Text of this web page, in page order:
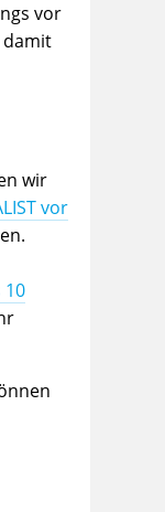
vor
damit
wir
vor
10